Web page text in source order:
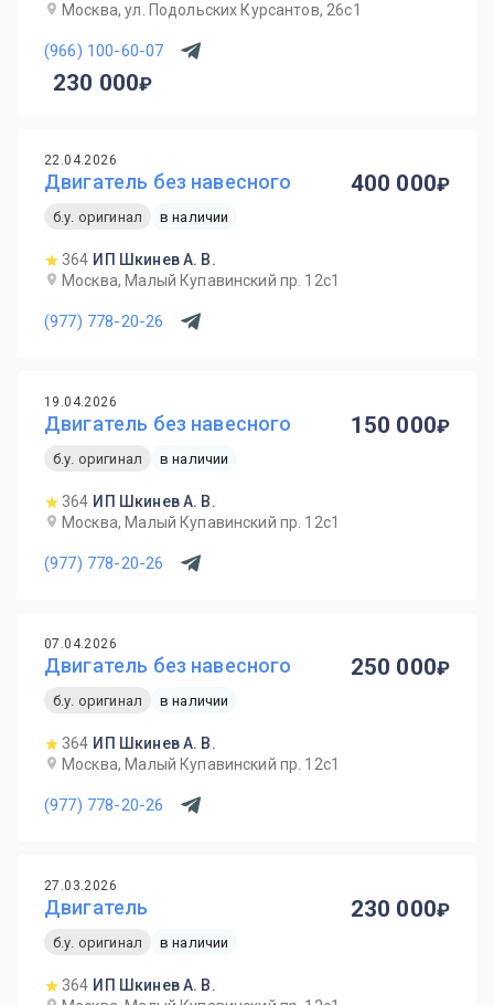
Москва, ул. Подольских Курсантов, 26с1
(966) 100-60-07
230 000
22.04.2026
Двигатель без навесного
б.у. оригинал в наличии
364 ИП Шкинев А. В.
Москва, Малый Купавинский пр. 12с1
(977) 778-20-26
400 000
19.04.2026
Двигатель без навесного
б.у. оригинал в наличии
364 ИП Шкинев А. В.
Москва, Малый Купавинский пр. 12с1
(977) 778-20-26
150 000
07.04.2026
Двигатель без навесного
б.у. оригинал в наличии
364 ИП Шкинев А. В.
Москва, Малый Купавинский пр. 12с1
(977) 778-20-26
250 000
27.03.2026
Двигатель
б.у. оригинал в наличии
364 ИП Шкинев А. В.
230 000